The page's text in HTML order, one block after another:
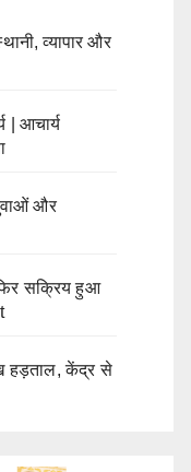
व्यापार और
| आचार्य
और
सक्रिय हुआ
हड़ताल, केंद्र से